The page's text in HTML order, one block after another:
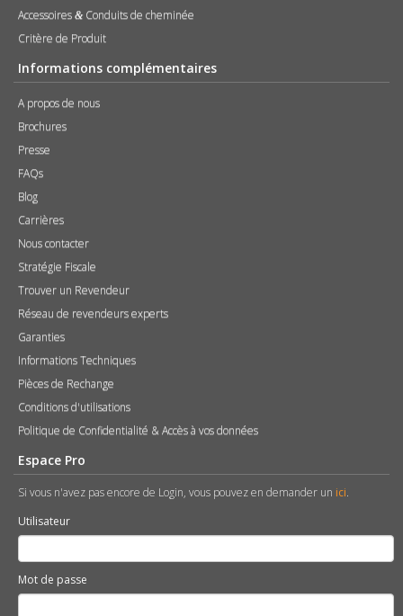
Accessoires & Conduits de cheminée
Critère de Produit
Informations complémentaires
A propos de nous
Brochures
Presse
FAQs
Blog
Carrières
Nous contacter
Stratégie Fiscale
Trouver un Revendeur
Réseau de revendeurs experts
Garanties
Informations Techniques
Pièces de Rechange
Conditions d'utilisations
Politique de Confidentialité & Accès à vos données
Espace Pro
Si vous n'avez pas encore de Login, vous pouvez en demander un ici.
Utilisateur
Mot de passe